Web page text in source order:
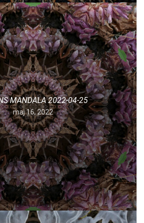
MANDALA 2022-04-25
maj 16, 2022